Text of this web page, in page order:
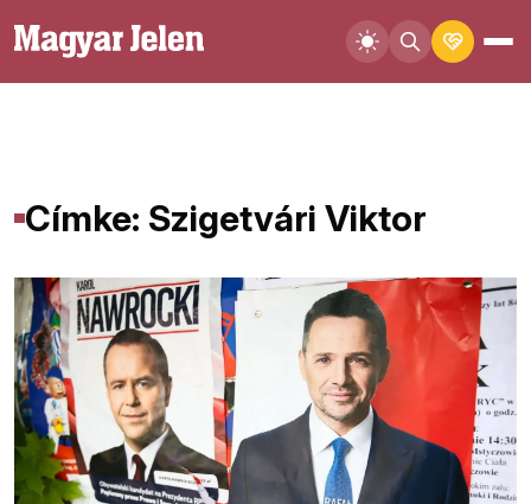
Címke: Szigetvári Viktor